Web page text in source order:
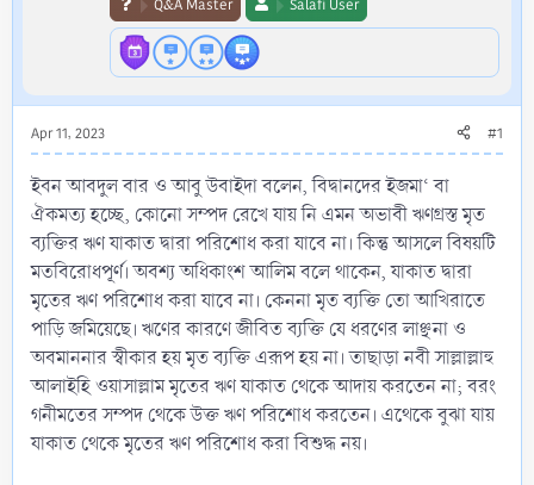
Q&A Master
Salafi User
Apr 11, 2023 #1
ইবন আবদুল বার ও আবু উবাইদা বলেন, বিদ্বানদের ইজমা‘ বা
ঐকমত্য হচ্ছে, কোনো সম্পদ রেখে যায় নি এমন অভাবী ঋণগ্রস্ত মৃত
ব্যক্তির ঋণ যাকাত দ্বারা পরিশোধ করা যাবে না। কিন্তু আসলে বিষয়টি
মতবিরোধপূর্ণ। অবশ্য অধিকাংশ আলিম বলে থাকেন, যাকাত দ্বারা
মৃতের ঋণ পরিশোধ করা যাবে না। কেননা মৃত ব্যক্তি তো আখিরাতে
পাড়ি জমিয়েছে। ঋণের কারণে জীবিত ব্যক্তি যে ধরণের লাঞ্ছনা ও
অবমাননার স্বীকার হয় মৃত ব্যক্তি এরূপ হয় না। তাছাড়া নবী সাল্লাল্লাহু
আলাইহি ওয়াসাল্লাম মৃতের ঋণ যাকাত থেকে আদায় করতেন না; বরং
গনীমতের সম্পদ থেকে উক্ত ঋণ পরিশোধ করতেন। এথেকে বুঝা যায়
যাকাত থেকে মৃতের ঋণ পরিশোধ করা বিশুদ্ধ নয়।